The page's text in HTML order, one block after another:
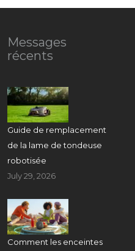
Messages
récents
Guide de remplacement
de la lame de tondeuse
robotisée
July 29, 2026
Comment les enceintes